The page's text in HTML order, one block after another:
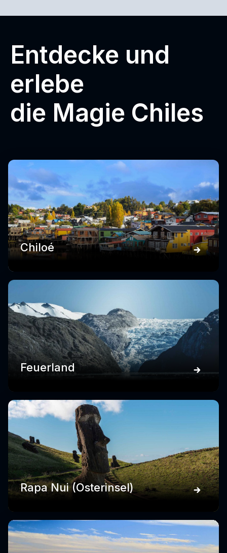
Entdecke und
erlebe
die Magie Chiles
Chiloé
Feuerland
Rapa Nui (Osterinsel)